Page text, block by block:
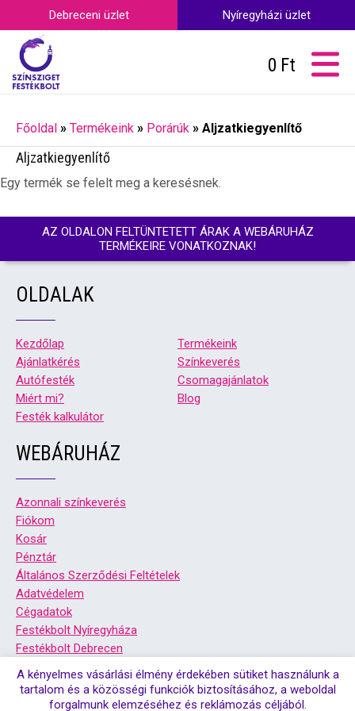
Debreceni üzlet Nyíregyházi üzlet
0 Ft
Főoldal » Termékeink » Porárúk » Aljzatkiegyenlítő
Aljzatkiegyenlítő
Egy termék se felelt meg a keresésnek.
AZ OLDALON FELTÜNTETETT ÁRAK A WEBÁRUHÁZ
TERMÉKEIRE VONATKOZNAK!
OLDALAK
Kezdőlap
Termékeink
Ajánlatkérés
Színkeverés
Autófesték
Csomagajánlatok
Miért mi?
Blog
Festék kalkulátor
WEBÁRUHÁZ
Azonnali színkeverés
Fiókom
Kosár
Pénztár
Általános Szerződési Feltételek
Adatvédelem
Cégadatok
Festékbolt Nyíregyháza
Festékbolt Debrecen
A kényelmes vásárlási élmény érdekében sütiket használunk a
tartalom és a közösségi funkciók biztosításához, a weboldal
forgalmunk elemzéséhez és reklámozás céljából.